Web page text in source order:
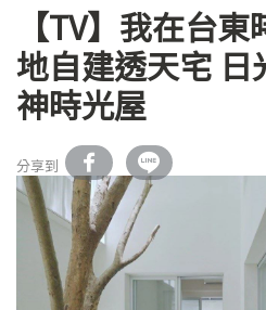
【TV】我在台
地自建透天宅 日
神時光屋
分享到